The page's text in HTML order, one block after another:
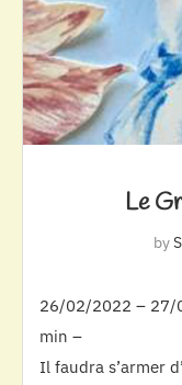
Le
by
26/02/2022 – 27/
min –
Il faudra s’armer